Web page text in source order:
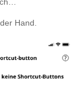
Hand.